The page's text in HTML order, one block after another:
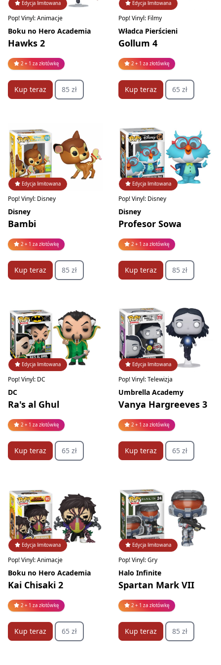
Edycja limitowana
Pop! Vinyl: Animacje
Boku no Hero Academia
Hawks 2
2 + 1 za złotówkę
Kup teraz 85 zł
Edycja limitowana
Pop! Vinyl: Filmy
Władca Pierścieni
Gollum 4
2 + 1 za złotówkę
Kup teraz 65 zł
Edycja limitowana
Pop! Vinyl: Disney
Disney
Bambi
2 + 1 za złotówkę
Kup teraz 85 zł
Edycja limitowana
Pop! Vinyl: Disney
Disney
Profesor Sowa
2 + 1 za złotówkę
Kup teraz 85 zł
Edycja limitowana
Pop! Vinyl: DC
DC
Ra's al Ghul
2 + 1 za złotówkę
Kup teraz 65 zł
Edycja limitowana
Pop! Vinyl: Telewizja
Umbrella Academy
Vanya Hargreeves 3
2 + 1 za złotówkę
Kup teraz 65 zł
Edycja limitowana
Pop! Vinyl: Animacje
Boku no Hero Academia
Kai Chisaki 2
2 + 1 za złotówkę
Kup teraz 65 zł
Edycja limitowana
Pop! Vinyl: Gry
Halo Infinite
Spartan Mark VII
2 + 1 za złotówkę
Kup teraz 85 zł